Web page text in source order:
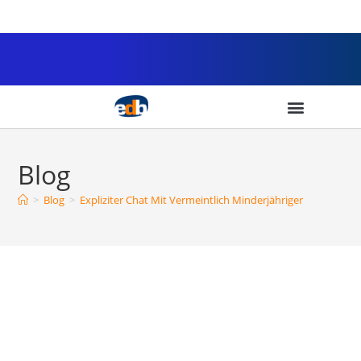
Blog
> Blog > Expliziter Chat Mit Vermeintlich Minderjähriger